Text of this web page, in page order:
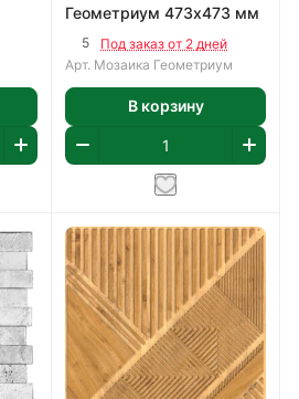
Геометриум 473х473 мм
5
Под заказ от 2 дней
Арт. Мозаика Геометриум
В корзину